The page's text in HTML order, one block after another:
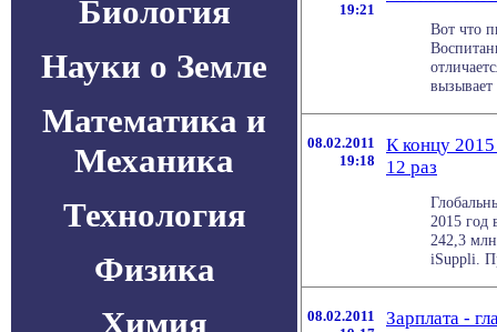
Биология
Науки о Земле
Математика и
Механика
Технология
Физика
Химия
19:21
Вот что
08.02.2011
19:18
К концу 2015
12 раз
2015 год
242,3
iSuppli.
08.02.2011
Зарплата -